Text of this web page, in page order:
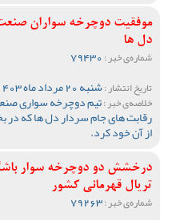
موفقیت دوچرخه سواران
دل ها
شماره‌ی خبر :
تاریخ انتشار :شنبه 20 مرداد ماه 1403 ساعت 09:46
خلاصه‌ی خبر :تیم دوچرخه سواری
رقابت های جام سردار دل ها که
از آن خود کرد.
درخشش دو دوچرخه سوار
تریال قهرمانی کشور
شماره‌ی خبر :